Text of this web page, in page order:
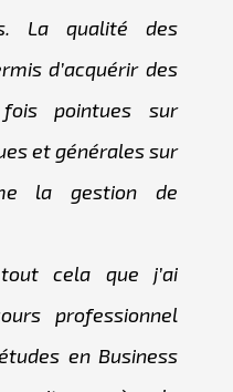
La qualité des
d’acquérir des
pointues sur
et générales sur
la gestion de
cela que j’ai
professionnel
en Business